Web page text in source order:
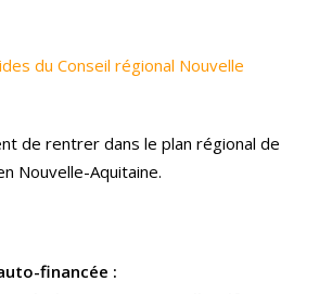
du Conseil régional Nouvelle
de rentrer dans le plan régional de
Nouvelle-Aquitaine.
financée :